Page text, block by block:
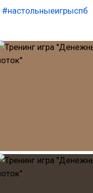
#настольныеигрыспб